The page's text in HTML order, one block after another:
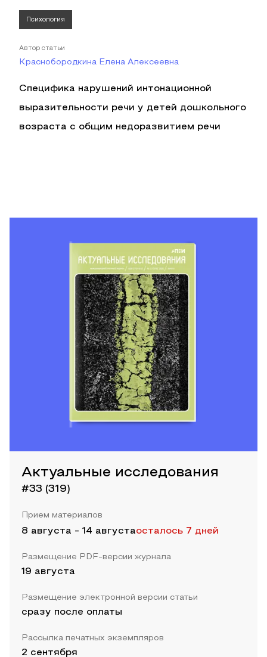
Психология
Автор статьи
Краснобородкина Елена Алексеевна
Специфика нарушений интонационной
выразительности речи у детей дошкольного
возраста с общим недоразвитием речи
Актуальные исследования
#33 (319)
Прием материалов
8 августа - 14 августаосталось 7 дней
Размещение PDF-версии журнала
19 августа
Размещение электронной версии статьи
сразу после оплаты
Рассылка печатных экземпляров
2 сентября